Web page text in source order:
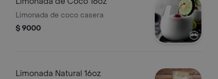
Limonada de coco casera
$ 9000
Limonada Natural 16oz